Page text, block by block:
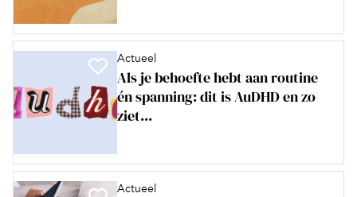
Actueel
Als je behoefte hebt aan routine
én spanning: dit is AuDHD en zo
ziet...
Actueel